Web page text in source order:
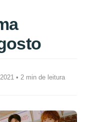
• 2 min de leitura